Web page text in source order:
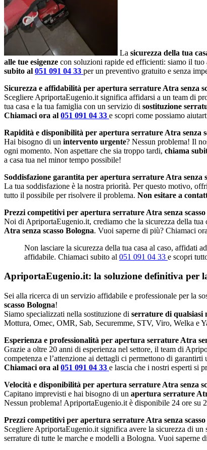
La sicurezza della tua
alle tue esigenze con soluzioni rapide ed efficienti: siamo il tuo
subito al 051 091 04 33 per un preventivo gratuito e senza
Sicurezza e affidabilità per apertura serrature Atra senza
Scegliere ApriportaEugenio.it significa affidarsi a un team di
tua casa e la tua famiglia con un servizio di sostituzione
Chiamaci ora al 051 091 04 33 e scopri come possiamo
Rapidità e disponibilità per apertura serrature Atra senza
Hai bisogno di un intervento urgente? Nessun problema! Il
ogni momento. Non aspettare che sia troppo tardi, chiama
a casa tua nel minor tempo possibile!
Soddisfazione garantita per apertura serrature Atra senza
La tua soddisfazione è la nostra priorità. Per questo motivo,
tutto il possibile per risolvere il problema. Non esitare a
Prezzi competitivi per apertura serrature Atra senza
Noi di ApriportaEugenio.it, crediamo che la sicurezza della
Atra senza scasso Bologna. Vuoi saperne di più? Chiamaci
Non lasciare la sicurezza della tua casa al caso, affidati
affidabile. Chiamaci subito al 051 091 04 33 e scopri
ApriportaEugenio.it: la soluzione definitiva per
Sei alla ricerca di un servizio affidabile e professionale per la
scasso Bologna!
Siamo specializzati nella sostituzione di serrature di qualsiasi
Mottura, Omec, OMR, Sab, Securemme, STV, Viro, Welka e
Esperienza e professionalità per apertura serrature Atra
Grazie a oltre 20 anni di esperienza nel settore, il team di
competenza e l’attenzione ai dettagli ci permettono di
Chiamaci ora al 051 091 04 33 e lascia che i nostri esperti si
Velocità e disponibilità per apertura serrature Atra senza
Capitano imprevisti e hai bisogno di un apertura serrature
Nessun problema! ApriportaEugenio.it è disponibile 24 ore
Prezzi competitivi per apertura serrature Atra senza
Scegliere ApriportaEugenio.it significa avere la sicurezza di
serrature di tutte le marche e modelli a Bologna. Vuoi saperne